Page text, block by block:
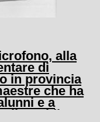
alla
di
in provincia
che ha
e a
Egidio